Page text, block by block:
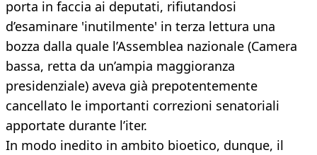
porta in faccia ai deputati, rifiutandosi
d’esaminare 'inutilmente' in terza lettura una
bozza dalla quale l’Assemblea nazionale (Camera
bassa, retta da un’ampia maggioranza
presidenziale) aveva già prepotentemente
cancellato le importanti correzioni senatoriali
apportate durante l’iter.
In modo inedito in ambito bioetico, dunque, il